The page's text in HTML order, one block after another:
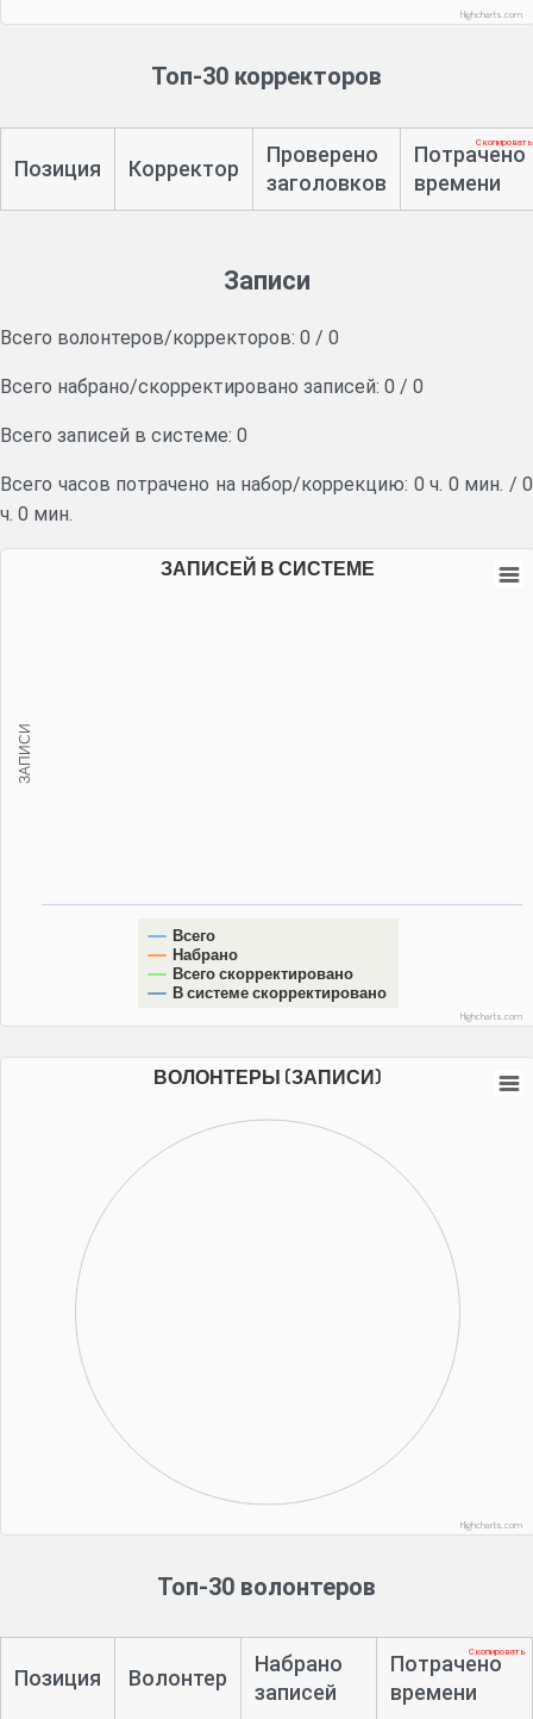
Highcharts.com
Топ-30 корректоров
Позиция Корректор
Проверено
заголовков
Потрачено
времени
Скопировать
Записи
Всего волонтеров/корректоров: 0 / 0
Всего набрано/скорректировано записей: 0 / 0
Всего записей в системе: 0
Всего часов потрачено на набор/коррекцию: 0 ч. 0 мин. / 0
ч. 0 мин.
ЗАПИСИ
ЗАПИСЕЙ В СИСТЕМЕ
Всего
Набрано
Всего скорректировано
В системе скорректировано
Highcharts.com
ВОЛОНТЕРЫ (ЗАПИСИ)
Highcharts.com
Топ-30 волонтеров
Позиция Волонтер
Набрано
записей
Потрачено
времени
Скопировать